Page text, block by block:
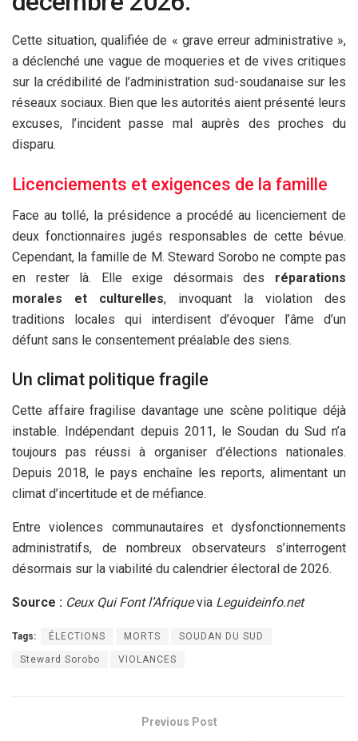
Cette situation, qualifiée de « grave erreur administrative »,
a déclenché une vague de moqueries et de vives critiques
sur la crédibilité de l’administration sud-soudanaise sur les
réseaux sociaux. Bien que les autorités aient présenté leurs
excuses, l’incident passe mal auprès des proches du
disparu.
Licenciements et exigences de la famille
Face au tollé, la présidence a procédé au licenciement de
deux fonctionnaires jugés responsables de cette bévue.
Cependant, la famille de M. Steward Sorobo ne compte pas
en rester là. Elle exige désormais des réparations
morales et culturelles, invoquant la violation des
traditions locales qui interdisent d’évoquer l’âme d’un
défunt sans le consentement préalable des siens.
Un climat politique fragile
Cette affaire fragilise davantage une scène politique déjà
instable. Indépendant depuis 2011, le Soudan du Sud n’a
toujours pas réussi à organiser d’élections nationales.
Depuis 2018, le pays enchaîne les reports, alimentant un
climat d’incertitude et de méfiance.
Entre violences communautaires et dysfonctionnements
administratifs, de nombreux observateurs s’interrogent
désormais sur la viabilité du calendrier électoral de 2026.
Source : Ceux Qui Font l’Afriquevia Leguideinfo.net
Tags: ÉLECTIONS MORTS SOUDAN DU SUD
Steward Sorobo VIOLANCES
Previous Post